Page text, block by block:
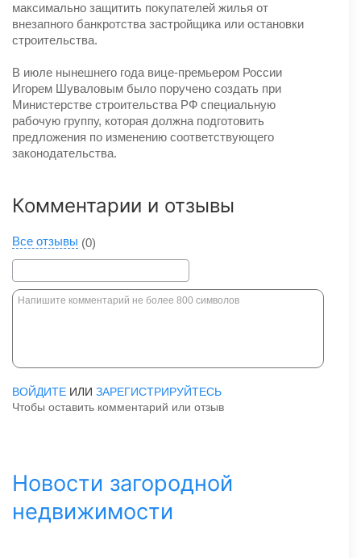
максимально защитить покупателей жилья от
внезапного банкротства застройщика или остановки
строительства.
В июле нынешнего года вице-премьером России
Игорем Шуваловым было поручено создать при
Министерстве строительства РФ специальную
рабочую группу, которая должна подготовить
предложения по изменению соответствующего
законодательства.
Комментарии и отзывы
Все отзывы (0)
ВОЙДИТЕ ИЛИ ЗАРЕГИСТРИРУЙТЕСЬ
Чтобы оставить комментарий или отзыв
Новости загородной
недвижимости